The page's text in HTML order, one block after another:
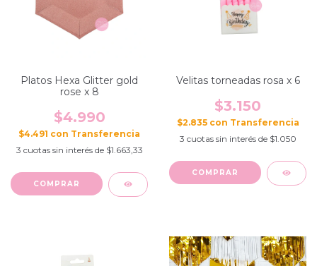
Platos Hexa Glitter gold
rose x 8
$4.990
$4.491 con
3 cuotas sin interés de $1.663,33
Velitas torneadas rosa x 6
$3.150
$2.835 con
3 cuotas sin interés de $1.050